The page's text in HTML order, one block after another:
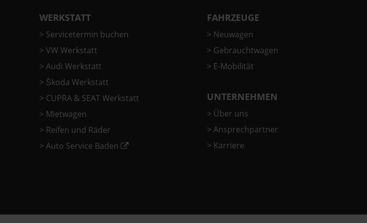
WERKSTATT
> Servicetermin buchen
> VW Werkstatt
> Audi Werkstatt
> Škoda Werkstatt
> CUPRA & SEAT Werkstatt
> Mietwagen
> Reifen und Räder
> Auto Service Baden
FAHRZEUGE
> Neuwagen
> Gebrauchtwagen
> E-Mobilität
UNTERNEHMEN
> Über uns
> Ansprechpartner
> Karriere